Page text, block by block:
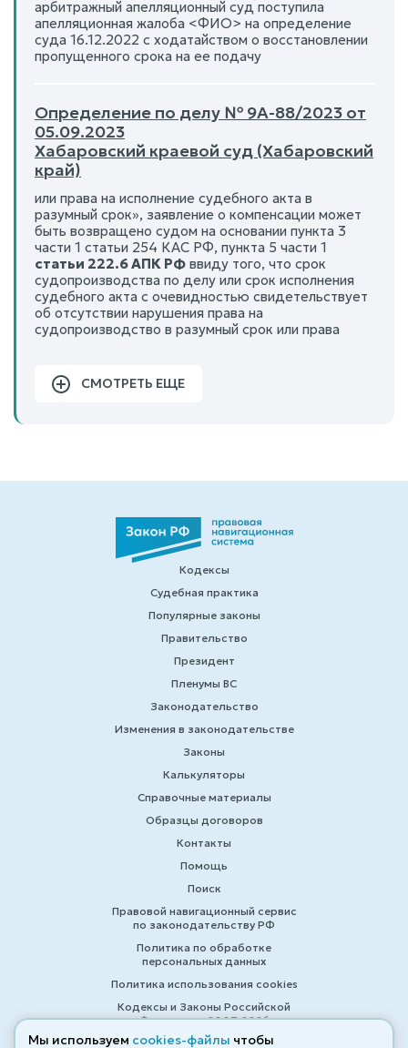
арбитражный апелляционный суд поступила
апелляционная жалоба <ФИО> на определение
суда 16.12.2022 с ходатайством о восстановлении
пропущенного срока на ее подачу
Определение по делу № 9А-88/2023 от
05.09.2023
Хабаровский краевой суд (Хабаровский
край)
или права на исполнение судебного акта в
разумный срок», заявление о компенсации может
быть возвращено судом на основании пункта 3
части 1 статьи 254 КАС РФ, пункта 5 части 1
статьи 222.6 АПК РФ ввиду того, что срок
судопроизводства по делу или срок исполнения
судебного акта с очевидностью свидетельствует
об отсутствии нарушения права на
судопроизводство в разумный срок или права
СМОТРЕТЬ ЕЩЕ
Кодексы
Судебная практика
Популярные законы
Правительство
Президент
Пленумы ВС
Законодательство
Изменения в законодательстве
Законы
Калькуляторы
Справочные материалы
Образцы договоров
Контакты
Помощь
Поиск
Правовой навигационный сервис
по законодательству РФ
Политика по обработке
персональных данных
Политика использования cookies
Кодексы и Законы Российской
Федерации 2007-2026
Мы используем cookies-файлы чтобы